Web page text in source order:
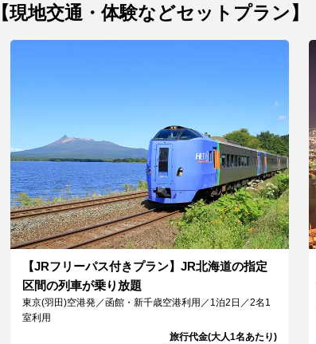
【現地交通・体験などセットプラン】
【JRフリーパス付きプラン】JR北海道の指定
区間の列車が乗り放題
東京(羽田)空港発／函館・新千歳空港利用／1泊2日／2名1
室利用